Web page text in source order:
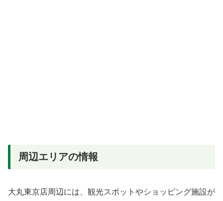
周辺エリアの情報
大丸東京店周辺には、観光スポットやショッピング施設が